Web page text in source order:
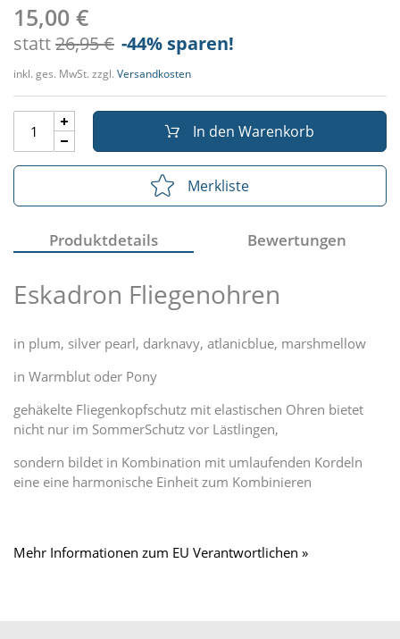
15,00 €
statt26,95 € -44% sparen!
inkl. ges. MwSt. zzgl. Versandkosten
In den Warenkorb
Merkliste
Produktdetails Bewertungen
Eskadron Fliegenohren
in plum, silver pearl, darknavy, atlanicblue, marshmellow
in Warmblut oder Pony
gehäkelte Fliegenkopfschutz mit elastischen Ohren bietet
nicht nur im SommerSchutz vor Lästlingen,
sondern bildet in Kombination mit umlaufenden Kordeln
eine eine harmonische Einheit zum Kombinieren
Mehr Informationen zum EU Verantwortlichen »